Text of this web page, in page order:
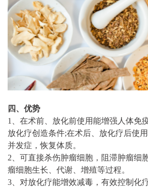
四、优势
1、在术前、放化前使用能增强人体免
放化疗创造条件;在术后、放化疗后使
并发症，恢复体质。
2、可直接杀伤肿瘤细胞，阻滞肿瘤细
瘤细胞生长、代谢、增殖等过程。
3、对放化疗能增效减毒，有效控制化